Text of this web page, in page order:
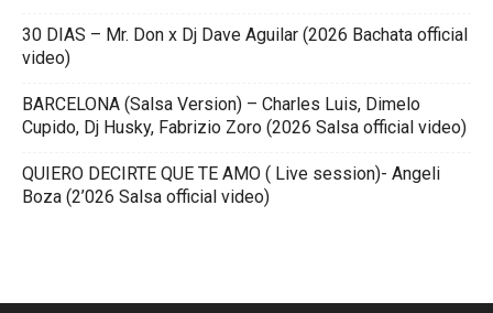
30 DIAS – Mr. Don x Dj Dave Aguilar (2026 Bachata official
video)
BARCELONA (Salsa Version) – Charles Luis, Dimelo
Cupido, Dj Husky, Fabrizio Zoro (2026 Salsa official video)
QUIERO DECIRTE QUE TE AMO ( Live session)- Angeli
Boza (2’026 Salsa official video)